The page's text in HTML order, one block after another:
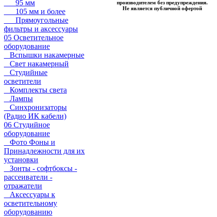
95 мм
105 мм и более
Прямоугольные
фильтры и аксессуары
05 Осветительное
оборудование
Вспышки накамерные
Свет накамерный
Студийные
осветители
Комплекты света
Лампы
Синхронизаторы
(Радио ИК кабели)
06 Студийное
оборудование
Фото Фоны и
Принадлежности для их
установки
Зонты - софтбоксы -
рассеиватели -
отражатели
Аксессуары к
осветительному
оборудованию
производителем без предупреждения.
Не является публичной офертой